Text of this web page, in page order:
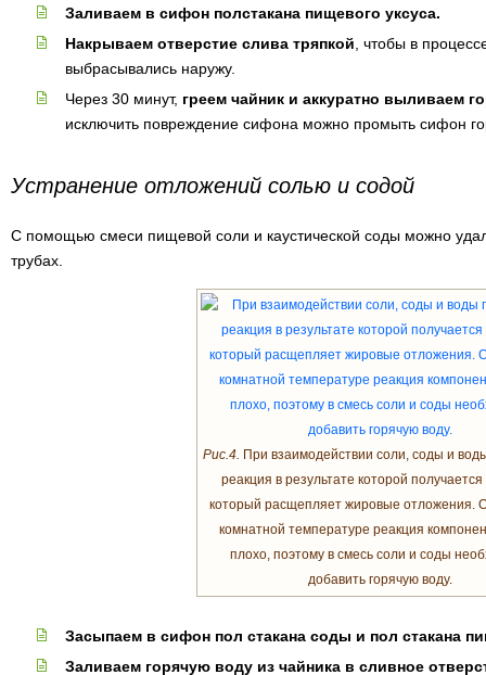
Заливаем в сифон полстакана пищевого уксуса.
Накрываем отверстие слива тряпкой , чтобы в
выбрасывались наружу.
Через 30 минут, греем чайник и аккуратно выливаем
исключить повреждение сифона можно промыть сифон
Устранение отложений солью и содой
С помощью смеси пищевой соли и каустической соды можно
трубах.
Рис.4. При взаимодействии соли, соды и
реакция в результате которой получается
который расщепляет жировые отложения.
комнатной температуре реакция
плохо, поэтому в смесь соли и соды
добавить горячую воду.
Засыпаем в сифон пол стакана соды и пол стакана
Заливаем горячую воду из чайника в сливное